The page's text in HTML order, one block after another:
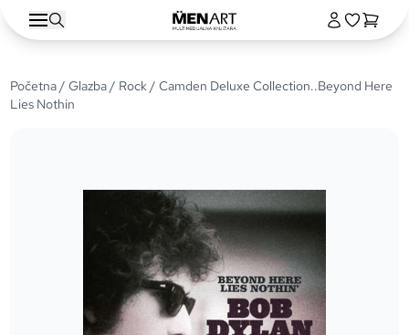
Početna/Glazba/ Rock/ Camden Deluxe Collection..Beyond Here
Lies Nothin